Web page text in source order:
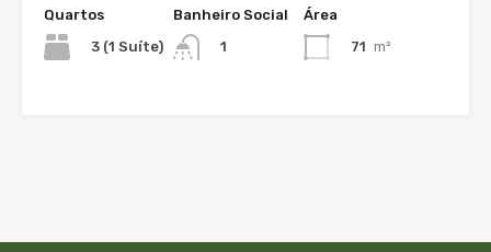
Quartos
3 (1 Suíte)
Banheiro Social
1
Área
71 m²